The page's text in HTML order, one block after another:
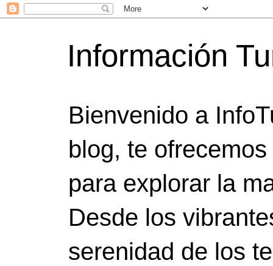
Información
Bienvenido a
blog, te
para explorar la
Desde los
serenidad de los